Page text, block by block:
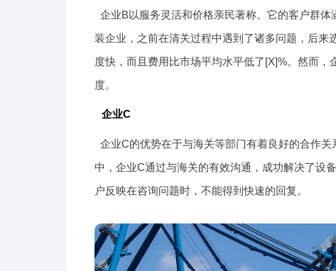
企业B以服务灵活和价格亲民著称。它的客户群
装企业，之前在清关过程中遇到了诸多问题，后
度快，而且费用比市场平均水平低了[X]%。然而
度。
企业C
企业C的优势在于与海关等部门有着良好的合作
中，企业C通过与海关的有效沟通，成功解决了设
户反映在咨询问题时，不能得到快速的回复。